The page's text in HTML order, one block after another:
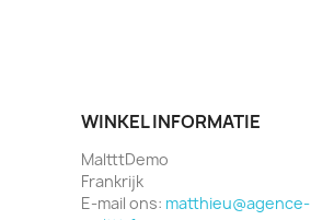
WINKEL INFORMATIE
MaltttDemo
Frankrijk
E-mail ons: matthieu@agence-